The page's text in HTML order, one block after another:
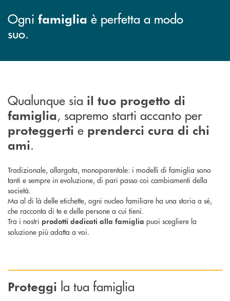
Ogni famiglia è perfetta a modo
suo.
Qualunque sia il tuo progetto di
famiglia, sapremo starti accanto per
proteggerti e prenderci cura di chi
ami.
Tradizionale, allargata, monoparentale: i modelli di famiglia sono
tanti e sempre in evoluzione, di pari passo coi cambiamenti della
società.
Ma al di là delle etichette, ogni nucleo familiare ha una storia a sé,
che racconta di te e delle persone a cui tieni.
Tra i nostri prodotti dedicati alla famiglia puoi scegliere la
soluzione più adatta a voi.
Proteggi la tua famiglia